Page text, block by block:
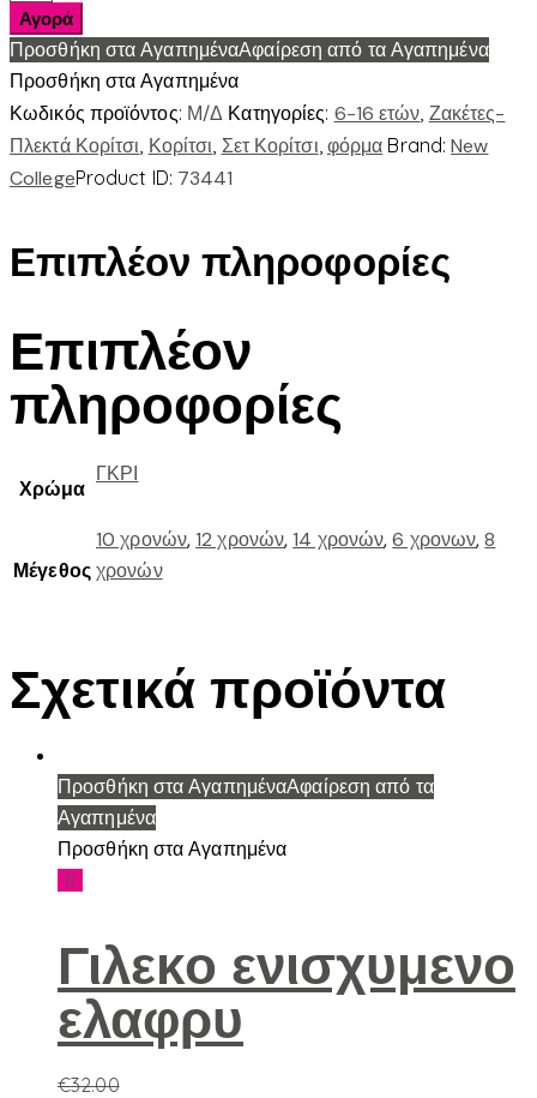
ΜΕ
ΖΑΚΕΤΑ
ποσότητα
Αγορά
Προσθήκη στα ΑγαπημέναΑφαίρεση από τα Αγαπημένα
Προσθήκη στα Αγαπημένα
Κωδικός προϊόντος: Μ/Δ Κατηγορίες: 6-16 ετών, Ζακέτες-
Πλεκτά Κορίτσι, Κορίτσι, Σετ Κορίτσι, φόρμα Brand:New
CollegeProduct ID: 73441
Επιπλέον πληροφορίες
Επιπλέον
πληροφορίες
Χρώμα
ΓΚΡΙ
Μέγεθος
10 χρονών,12 χρονών,14 χρονών,6 χρονων,8
χρονών
Σχετικά προϊόντα
Προσθήκη στα ΑγαπημέναΑφαίρεση από τα
Αγαπημένα
Προσθήκη στα Αγαπημένα
Γιλεκο ενισχυμενο
ελαφρυ
€32.00